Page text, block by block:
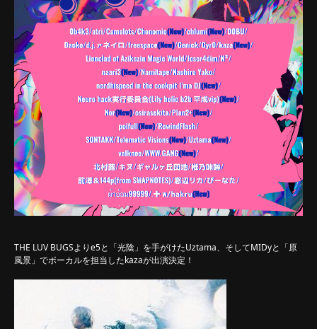
THE LUV BUGSよりe5と「光陰」を手がけたUztama、そしてMIDyと「原
風景」でボーカルを担当したkazaが出演決定！